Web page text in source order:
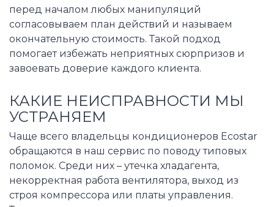
перед началом любых манипуляций
согласовываем план действий и называем
окончательную стоимость. Такой подход
помогает избежать неприятных сюрпризов и
завоевать доверие каждого клиента.
КАКИЕ НЕИСПРАВНОСТИ МЫ
УСТРАНЯЕМ
Чаще всего владельцы кондиционеров Ecostar
обращаются в наш сервис по поводу типовых
поломок. Среди них – утечка хладагента,
некорректная работа вентилятора, выход из
строя компрессора или платы управления.